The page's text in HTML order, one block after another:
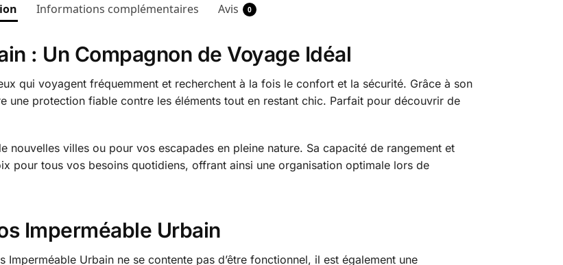
Informations complémentaires Avis 0
: Un Compagnon de Voyage Idéal
qui voyagent fréquemment et recherchent à la fois le confort et la sécurité. Grâce à son
une protection fiable contre les éléments tout en restant chic. Parfait pour découvrir de
nouvelles villes ou pour vos escapades en pleine nature. Sa capacité de rangement et
pour tous vos besoins quotidiens, offrant ainsi une organisation optimale lors de
Imperméable Urbain
Urbain ne se contente pas d’être fonctionnel, il est également une